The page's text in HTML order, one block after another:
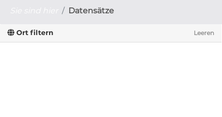
Datensätze
Ort filtern Leeren